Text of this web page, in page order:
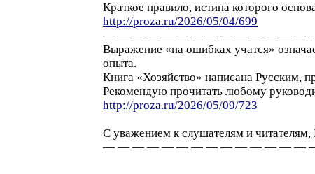
Краткое правило, истина которого
http://proza.ru/2026/05/04/699
— — — — — — — — — — — — — —
Выражение «на ошибках учатся»
опыта.
Книга «Хозяйство» написана Русским,
Рекомендую прочитать любому
http://proza.ru/2026/05/09/723
С уважением к слушателям и
— — — — — — — — — — — — — —